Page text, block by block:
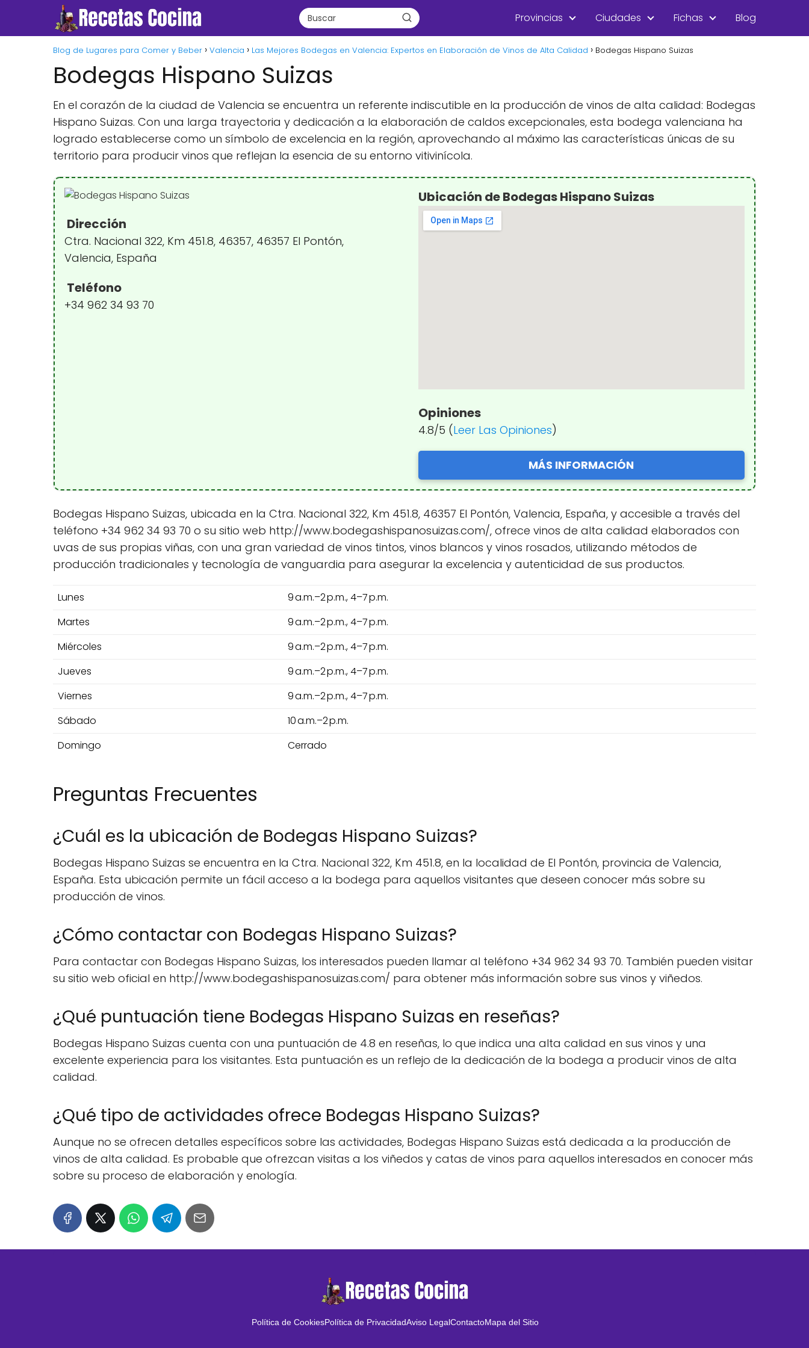
Provincias Ciudades Fichas Blog
Blog de Lugares para Comer y Beber Valencia Las Mejores Bodegas en Valencia: Expertos en Elaboración de Vinos de Alta Calidad Bodegas Hispano Suizas
Bodegas Hispano Suizas
En el corazón de la ciudad de Valencia se encuentra un referente indiscutible en la producción de vinos de alta calidad: Bodegas
Hispano Suizas. Con una larga trayectoria y dedicación a la elaboración de caldos excepcionales, esta bodega valenciana ha
logrado establecerse como un símbolo de excelencia en la región, aprovechando al máximo las características únicas de su
territorio para producir vinos que reflejan la esencia de su entorno vitivinícola.
Dirección
Ctra. Nacional 322, Km 451.8, 46357, 46357 El Pontón,
Valencia, España
Teléfono
+34 962 34 93 70
Ubicación de Bodegas Hispano Suizas
Opiniones
4.8/5 (Leer Las Opiniones)
MÁS INFORMACIÓN
Bodegas Hispano Suizas, ubicada en la Ctra. Nacional 322, Km 451.8, 46357 El Pontón, Valencia, España, y accesible a través del
teléfono +34 962 34 93 70 o su sitio web http://www.bodegashispanosuizas.com/, ofrece vinos de alta calidad elaborados con
uvas de sus propias viñas, con una gran variedad de vinos tintos, vinos blancos y vinos rosados, utilizando métodos de
producción tradicionales y tecnología de vanguardia para asegurar la excelencia y autenticidad de sus productos.
Lunes
9 a.m.–2 p.m., 4–7 p.m.
Martes
9 a.m.–2 p.m., 4–7 p.m.
Miércoles
9 a.m.–2 p.m., 4–7 p.m.
Jueves
9 a.m.–2 p.m., 4–7 p.m.
Viernes
9 a.m.–2 p.m., 4–7 p.m.
Sábado
10 a.m.–2 p.m.
Domingo
Cerrado
Preguntas Frecuentes
¿Cuál es la ubicación de Bodegas Hispano Suizas?
Bodegas Hispano Suizas se encuentra en la Ctra. Nacional 322, Km 451.8, en la localidad de El Pontón, provincia de Valencia,
España. Esta ubicación permite un fácil acceso a la bodega para aquellos visitantes que deseen conocer más sobre su
producción de vinos.
¿Cómo contactar con Bodegas Hispano Suizas?
Para contactar con Bodegas Hispano Suizas, los interesados pueden llamar al teléfono +34 962 34 93 70. También pueden visitar
su sitio web oficial en http://www.bodegashispanosuizas.com/ para obtener más información sobre sus vinos y viñedos.
¿Qué puntuación tiene Bodegas Hispano Suizas en reseñas?
Bodegas Hispano Suizas cuenta con una puntuación de 4.8 en reseñas, lo que indica una alta calidad en sus vinos y una
excelente experiencia para los visitantes. Esta puntuación es un reflejo de la dedicación de la bodega a producir vinos de alta
calidad.
¿Qué tipo de actividades ofrece Bodegas Hispano Suizas?
Aunque no se ofrecen detalles específicos sobre las actividades, Bodegas Hispano Suizas está dedicada a la producción de
vinos de alta calidad. Es probable que ofrezcan visitas a los viñedos y catas de vinos para aquellos interesados en conocer más
sobre su proceso de elaboración y enología.
Política de CookiesPolítica de PrivacidadAviso LegalContactoMapa del Sitio